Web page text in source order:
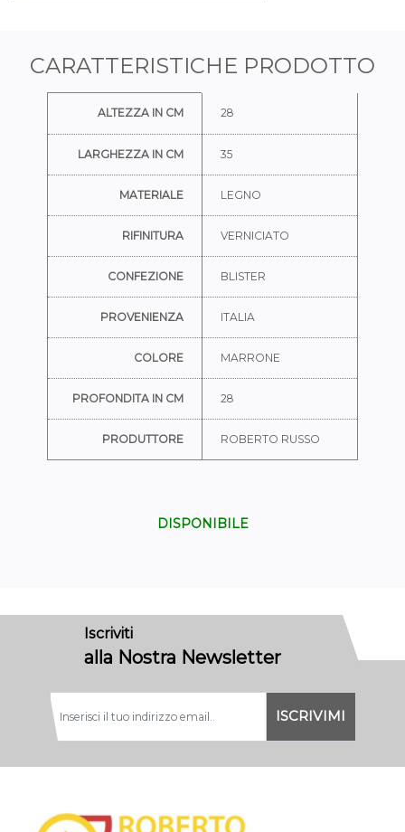
CARATTERISTICHE PRODOTTO
ALTEZZA IN CM 28
LARGHEZZA IN CM 35
MATERIALE LEGNO
RIFINITURA VERNICIATO
CONFEZIONE BLISTER
PROVENIENZA ITALIA
COLORE MARRONE
PROFONDITA IN CM 28
PRODUTTORE ROBERTO RUSSO
DISPONIBILE
Iscriviti
alla Nostra Newsletter